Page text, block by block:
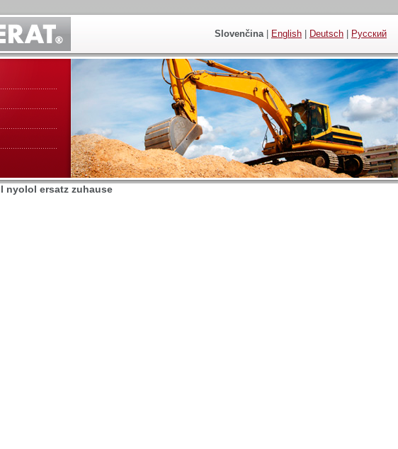
Slovenčina| English Deutsch Русский
nyolol ersatz zuhause